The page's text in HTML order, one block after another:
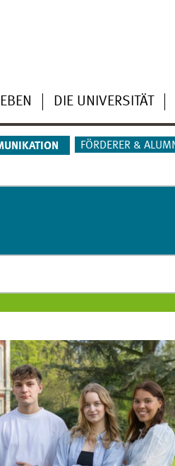
DIE UNIVERSITÄT
FÖRDERER &